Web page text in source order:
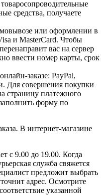
средства, получаете
или оформлении в
и MasterCard. Чтобы
вас на сервер
ввести номер карты, срок
заказе: PayPal,
Для совершения покупки
страницу платежного
форму по
В интернет-магазине
с 9.00 до 19.00. Когда
служба свяжется
предложит выбрать
адрес. Осмотрите
указанной